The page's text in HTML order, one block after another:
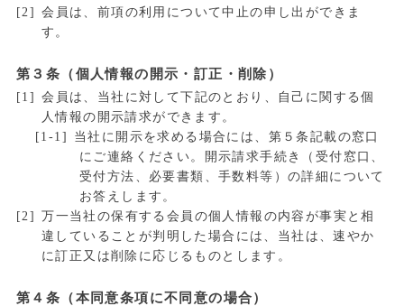
会員は、前項の利用について中止の申し出ができま
す。
第３条（個人情報の開示・訂正・削除）
会員は、当社に対して下記のとおり、自己に関する個
人情報の開示請求ができます。
当社に開示を求める場合には、第５条記載の窓口
にご連絡ください。開示請求手続き（受付窓口、
受付方法、必要書類、手数料等）の詳細について
お答えします。
万一当社の保有する会員の個人情報の内容が事実と相
違していることが判明した場合には、当社は、速やか
に訂正又は削除に応じるものとします。
第４条（本同意条項に不同意の場合）